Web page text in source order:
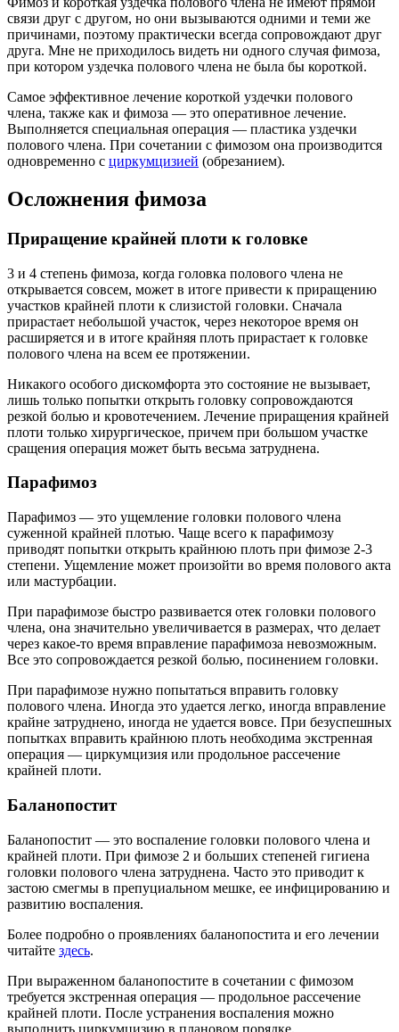
связи друг с другом, но они вызываются одними и теми же
причинами, поэтому практически всегда сопровождают друг
друга. Мне не приходилось видеть ни одного случая фимоза,
при котором уздечка полового члена не была бы короткой.
Самое эффективное лечение короткой уздечки полового
члена, также как и фимоза — это оперативное лечение.
Выполняется специальная операция — пластика уздечки
полового члена. При сочетании с фимозом она производится
одновременно с циркумцизией (обрезанием).
Осложнения фимоза
Приращение крайней плоти к головке
3 и 4 степень фимоза, когда головка полового члена не
открывается совсем, может в итоге привести к приращению
участков крайней плоти к слизистой головки. Сначала
прирастает небольшой участок, через некоторое время он
расширяется и в итоге крайняя плоть прирастает к головке
полового члена на всем ее протяжении.
Никакого особого дискомфорта это состояние не вызывает,
лишь только попытки открыть головку сопровождаются
резкой болью и кровотечением. Лечение приращения крайней
плоти только хирургическое, причем при большом участке
сращения операция может быть весьма затруднена.
Парафимоз
Парафимоз — это ущемление головки полового члена
суженной крайней плотью. Чаще всего к парафимозу
приводят попытки открыть крайнюю плоть при фимозе 2-3
степени. Ущемление может произойти во время полового акта
или мастурбации.
При парафимозе быстро развивается отек головки полового
члена, она значительно увеличивается в размерах, что делает
через какое-то время вправление парафимоза невозможным.
Все это сопровождается резкой болью, посинением головки.
При парафимозе нужно попытаться вправить головку
полового члена. Иногда это удается легко, иногда вправление
крайне затруднено, иногда не удается вовсе. При безуспешных
попытках вправить крайнюю плоть необходима экстренная
операция — циркумцизия или продольное рассечение
крайней плоти.
Баланопостит
Баланопостит — это воспаление головки полового члена и
крайней плоти. При фимозе 2 и больших степеней гигиена
головки полового члена затруднена. Часто это приводит к
застою смегмы в препуциальном мешке, ее инфицированию и
развитию воспаления.
Более подробно о проявлениях баланопостита и его лечении
читайте здесь.
При выраженном баланопостите в сочетании с фимозом
требуется экстренная операция — продольное рассечение
крайней плоти. После устранения воспаления можно
выполнить циркумцизию в плановом порядке.